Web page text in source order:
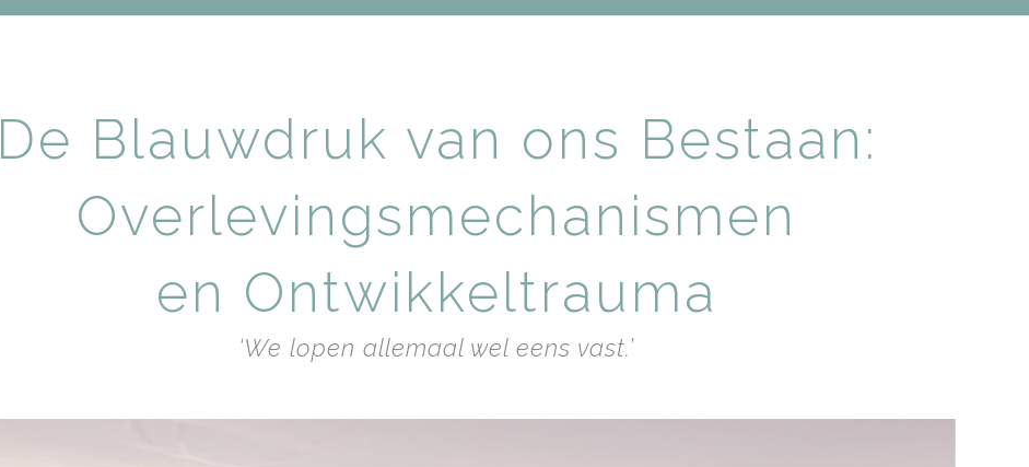
De Blauwdruk van ons Bestaan:
Overlevingsmechanismen
en Ontwikkeltrauma
‘We lopen allemaal wel eens vast.’